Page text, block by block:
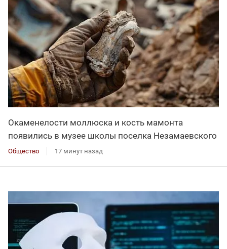
Окаменелости моллюска и кость мамонта
появились в музее школы поселка Незамаевского
Общество 17 минут назад